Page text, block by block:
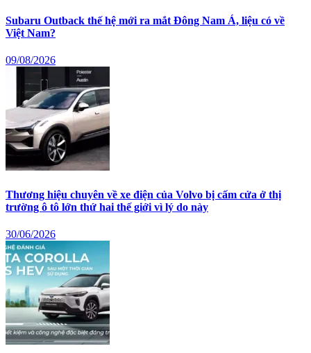
Subaru Outback thế hệ mới ra mắt Đông Nam Á, liệu có về
Việt Nam?
09/08/2026
Thương hiệu chuyên về xe điện của Volvo bị cấm cửa ở thị
trường ô tô lớn thứ hai thế giới vì lý do này
30/06/2026